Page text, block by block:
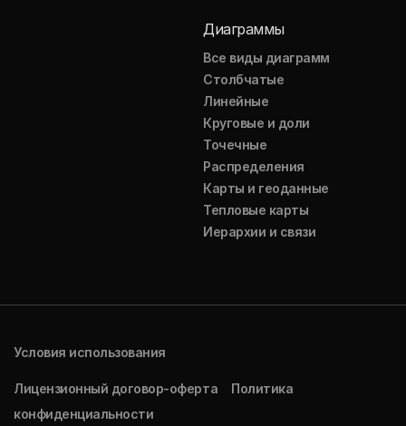
Диаграммы
Все виды диаграмм
Столбчатые
Линейные
Круговые и доли
Точечные
Распределения
Карты и геоданные
Тепловые карты
Иерархии и связи
Условия использования
Лицензионный договор-оферта
Политика
конфиденциальности